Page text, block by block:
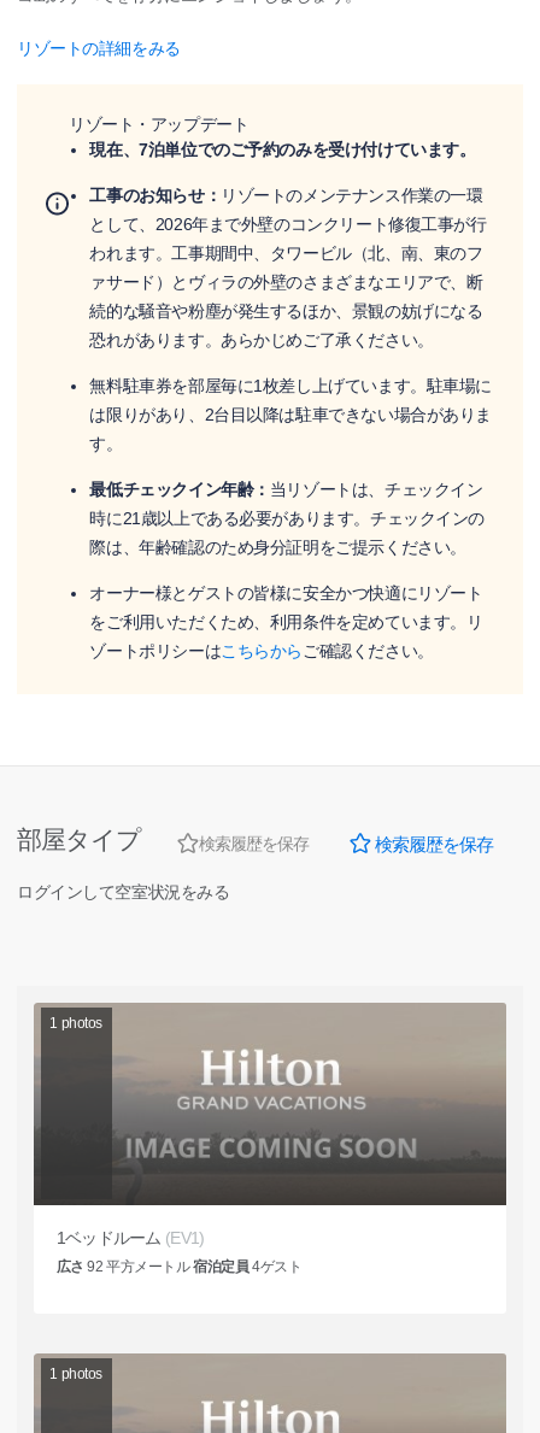
リゾートの詳細をみる
リゾート・アップデート
現在、7泊単位でのご予約のみを受け付けています。
工事のお知らせ： リゾートのメンテナンス作業の一環
として、2026年まで外壁のコンクリート修復工事が行
われます。工事期間中、タワービル（北、南、東のフ
ァサード）とヴィラの外壁のさまざまなエリアで、断
続的な騒音や粉塵が発生するほか、景観の妨げになる
恐れがあります。あらかじめご了承ください。
無料駐車券を部屋毎に1枚差し上げています。駐車場に
は限りがあり、2台目以降は駐車できない場合がありま
す。
最低チェックイン年齢： 当リゾートは、チェックイン
時に21歳以上である必要があります。チェックインの
際は、年齢確認のため身分証明をご提示ください。
オーナー様とゲストの皆様に安全かつ快適にリゾート
をご利用いただくため、利用条件を定めています。リ
ゾートポリシーはこちらからご確認ください。
部屋タイプ 検索履歴を保存 検索履歴を保存
ログインして空室状況をみる
1 photos
1ベッドルーム (EV1)
広さ 92 平方メートル宿泊定員 4ゲスト
1 photos